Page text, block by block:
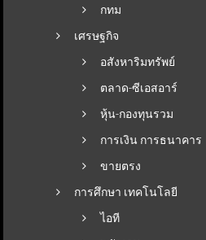
กทม
เศรษฐกิจ
อสังหาริมทรัพย์
ตลาด-ซีเอสอาร์
หุ้น-กองทุนรวม
การเงิน การธนาคาร
ขายตรง
การศึกษา เทคโนโลยี
ไอที